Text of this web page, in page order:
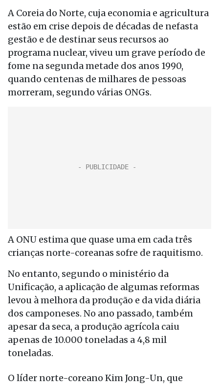
A Coreia do Norte, cuja economia e agricultura
estão em crise depois de décadas de nefasta
gestão e de destinar seus recursos ao
programa nuclear, viveu um grave período de
fome na segunda metade dos anos 1990,
quando centenas de milhares de pessoas
morreram, segundo várias ONGs.
A ONU estima que quase uma em cada três
crianças norte-coreanas sofre de raquitismo.
No entanto, segundo o ministério da
Unificação, a aplicação de algumas reformas
levou à melhora da produção e da vida diária
dos camponeses. No ano passado, também
apesar da seca, a produção agrícola caiu
apenas de 10.000 toneladas a 4,8 mil
toneladas.
O líder norte-coreano Kim Jong-Un, que